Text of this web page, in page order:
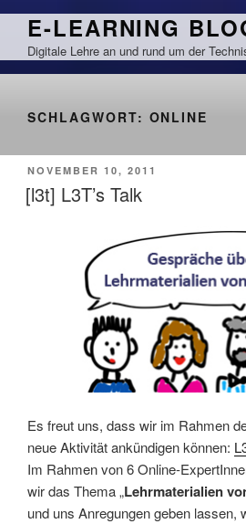
Zum
springen
E-LEARNING
Digitale Lehre an und rund um der
SCHLAGWORT: ONLINE
VERÖFFENTLICHT
AM
NOVEMBER 10, 2011
[l3t] L3T’s Talk
Es freut uns, dass wir im Rahmen
neue Aktivität ankündigen können:
Im Rahmen von 6 Online-
wir das Thema „Lehrmaterialien
und uns Anregungen geben lassen,